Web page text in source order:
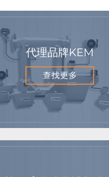
代理品牌KEM
查找更多